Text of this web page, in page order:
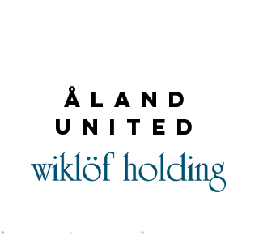
Åland
United